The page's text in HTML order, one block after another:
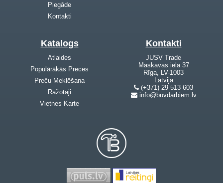
Piegāde
Kontakti
Katalogs
Atlaides
Populārākās Preces
Preču Meklēšana
Ražotāji
Vietnes Karte
Kontakti
JUSV Trade
Maskavas iela 37
Rīga, LV-1003
Latvija
(+371) 29 513 603
info@buvdarbiem.lv